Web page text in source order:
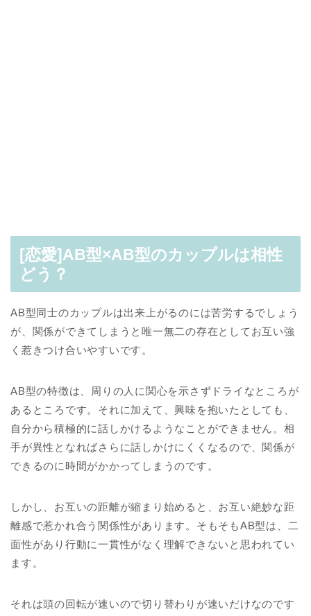
[恋愛]AB型×AB型のカップルは相性
どう？
AB型同士のカップルは出来上がるのには苦労するでしょう
が、関係ができてしまうと唯一無二の存在としてお互い強
く惹きつけ合いやすいです。
AB型の特徴は、周りの人に関心を示さずドライなところが
あるところです。それに加えて、興味を抱いたとしても、
自分から積極的に話しかけるようなことができません。相
手が異性となればさらに話しかけにくくなるので、関係が
できるのに時間がかかってしまうのです。
しかし、お互いの距離が縮まり始めると、お互い絶妙な距
離感で惹かれ合う関係性があります。そもそもAB型は、二
面性があり行動に一貫性がなく理解できないと思われてい
ます。
それは頭の回転が速いので切り替わりが速いだけなのです